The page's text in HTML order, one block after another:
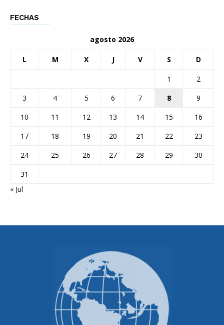
FECHAS
agosto 2026
L M X J V S D
1
2
3
4 5 6 7 8
9
10
11 12 13 14 15
16
17
18 19 20 21 22
23
24
25 26 27 28 29
30
31
« Jul